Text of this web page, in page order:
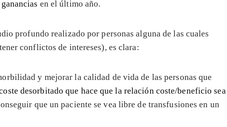
ganancias en el último año.
profundo realizado por personas alguna de las cuales
conflictos de intereses), es clara:
y mejorar la calidad de vida de las personas que
desorbitado que hace que la relación coste/beneficio sea
que un paciente se vea libre de transfusiones en un